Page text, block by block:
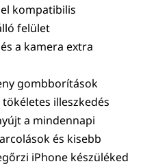
kompatibilis
felület
a kamera extra
gombborítások
illeszkedés
a mindennapi
és kisebb
iPhone készüléked